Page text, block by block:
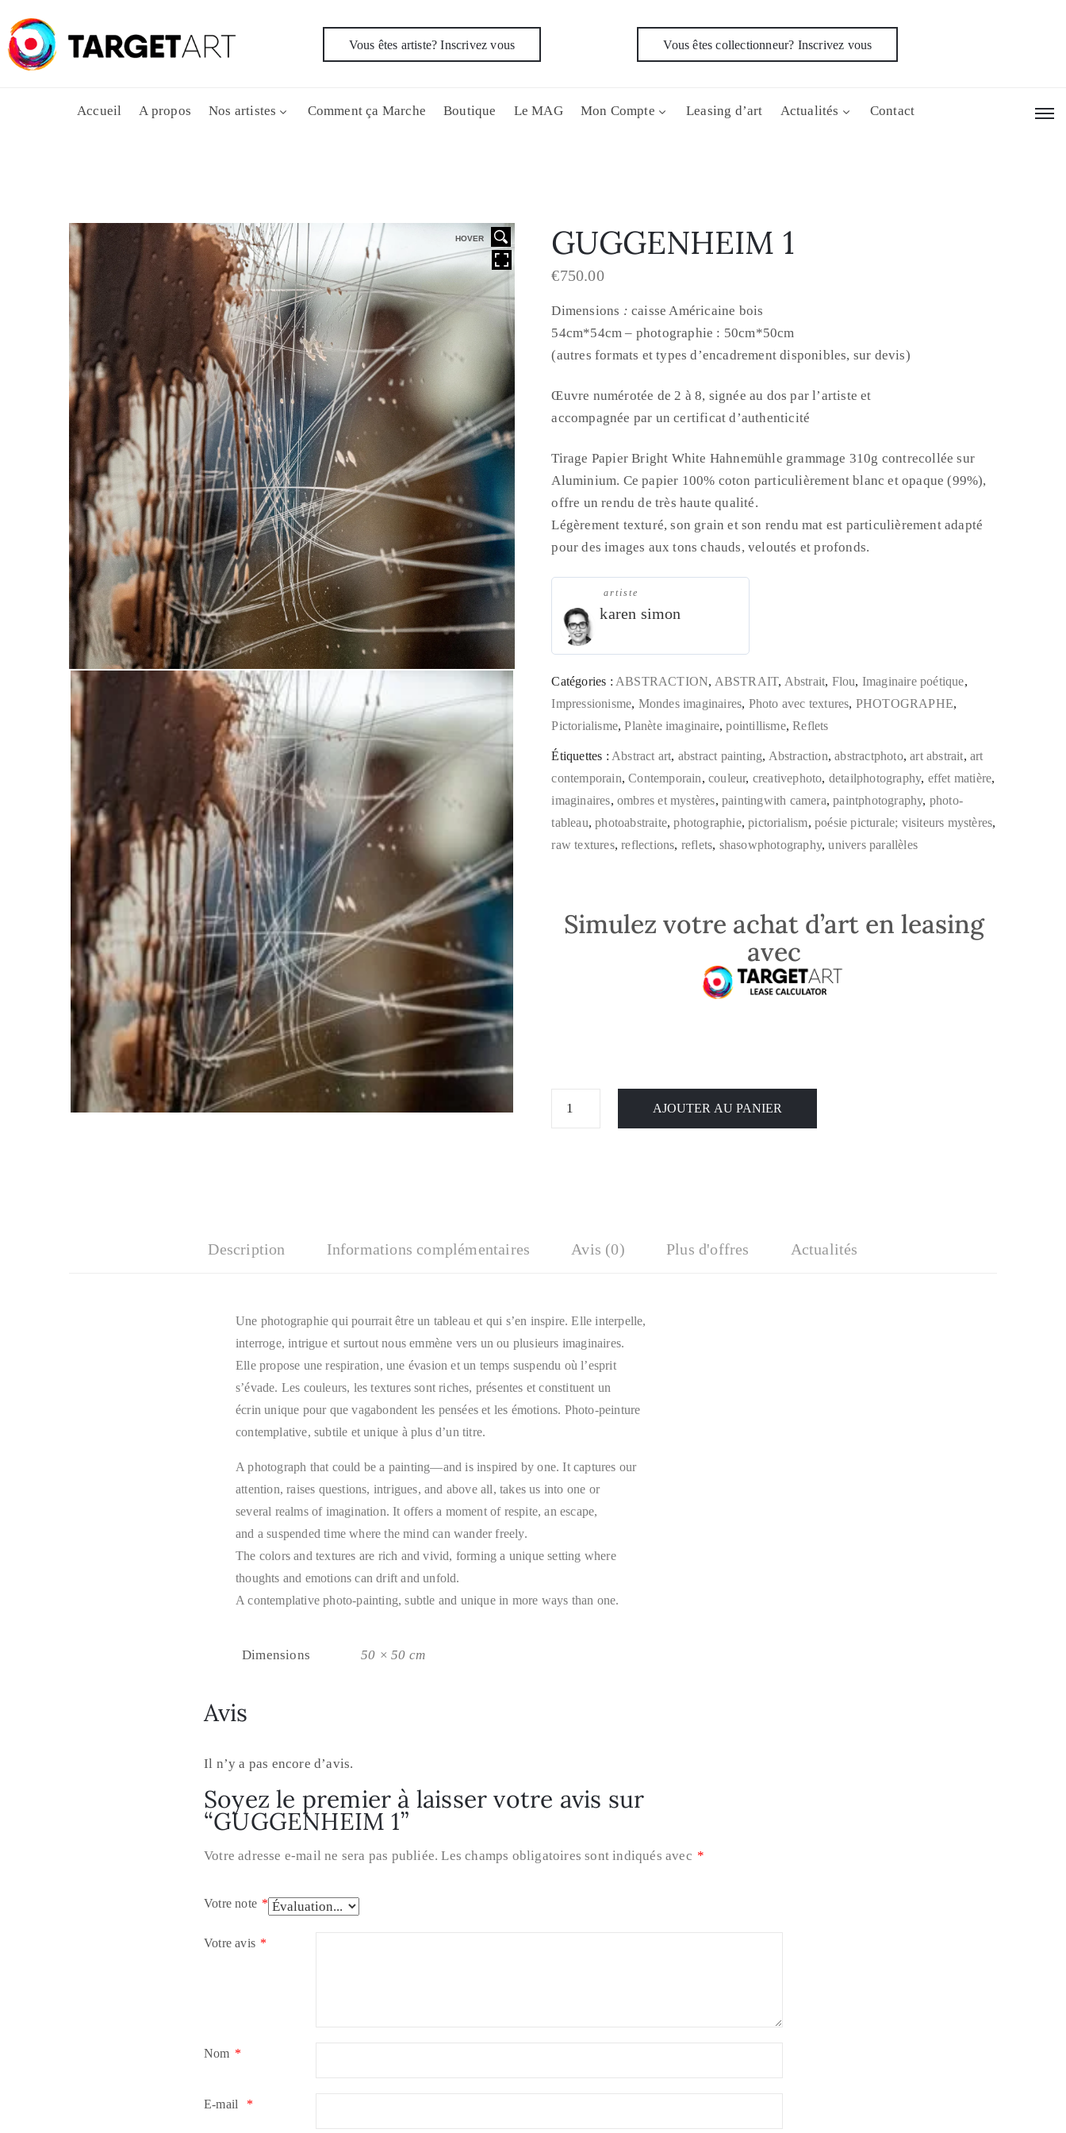
Vous êtes artiste? Inscrivez vous Vous êtes collectionneur? Inscrivez vous
Accueil A propos Nos artistes Comment ça Marche Boutique Le MAG Mon Compte Leasing d’art Actualités Contact
HOVER GUGGENHEIM 1
€750.00
Dimensions :caisse Américaine bois
54cm*54cm – photographie : 50cm*50cm
(autres formats et types d’encadrement disponibles, sur devis)
Œuvre numérotée de 2 à 8, signée au dos par l’artiste et
accompagnée par un certificat d’authenticité
Tirage Papier Bright White Hahnemühle grammage 310g contrecollée sur
Aluminium. Ce papier 100% coton particulièrement blanc et opaque (99%),
offre un rendu de très haute qualité.
Légèrement texturé, son grain et son rendu mat est particulièrement adapté
pour des images aux tons chauds, veloutés et profonds.
artiste
karen simon
Catégories : ABSTRACTION, ABSTRAIT, Abstrait, Flou, Imaginaire poétique,
Impressionisme, Mondes imaginaires, Photo avec textures, PHOTOGRAPHE,
Pictorialisme,Planète imaginaire,pointillisme,Reflets
Étiquettes : Abstract art, abstract painting, Abstraction,abstractphoto,art abstrait,art
contemporain,Contemporain,couleur, creativephoto, detailphotography, effet matière,
imaginaires,ombres et mystères,paintingwith camera,paintphotography, photo-
tableau,photoabstraite,photographie,pictorialism,poésie picturale; visiteurs mystères,
raw textures,reflections, reflets, shasowphotography,univers parallèles
Simulez votre achat d’art en leasing
avec
AJOUTER AU PANIER
Description Informations complémentaires Avis (0) Plus d'offres Actualités
Une photographie qui pourrait être un tableau et qui s’en inspire. Elle interpelle,
interroge, intrigue et surtout nous emmène vers un ou plusieurs imaginaires.
Elle propose une respiration, une évasion et un temps suspendu où l’esprit
s’évade. Les couleurs, les textures sont riches, présentes et constituent un
écrin unique pour que vagabondent les pensées et les émotions. Photo-peinture
contemplative, subtile et unique à plus d’un titre.
A photograph that could be a painting—and is inspired by one. It captures our
attention, raises questions, intrigues, and above all, takes us into one or
several realms of imagination. It offers a moment of respite, an escape,
and a suspended time where the mind can wander freely.
The colors and textures are rich and vivid, forming a unique setting where
thoughts and emotions can drift and unfold.
A contemplative photo-painting, subtle and unique in more ways than one.
Dimensions 50 × 50 cm
Avis
Il n’y a pas encore d’avis.
Soyez le premier à laisser votre avis sur
“GUGGENHEIM 1”
Votre adresse e-mail ne sera pas publiée. Les champs obligatoires sont indiqués avec *
Votre note *
Votre avis *
Nom *
E-mail *